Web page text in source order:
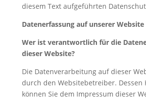
diesem Text aufgeführten
Datenerfassung auf unserer Website
Wer ist verantwortlich für die
dieser Website?
Die Datenverarbeitung auf dieser
durch den Websitebetreiber. Dessen
können Sie dem Impressum dieser